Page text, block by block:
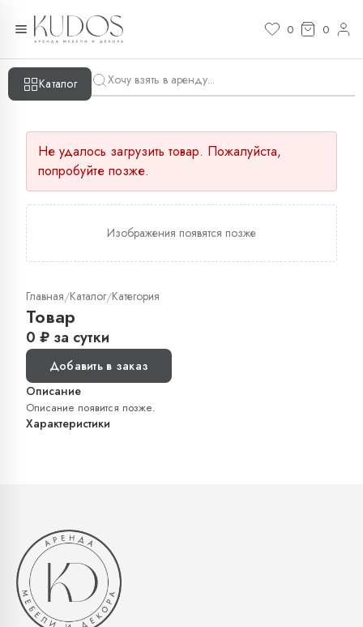
0 0
Каталог
Не удалось загрузить товар. Пожалуйста,
попробуйте позже.
Изображения появятся позже
Главная/Каталог/Категория
Товар
0 ₽ за сутки
Добавить в заказ
Описание
Описание появится позже.
Характеристики